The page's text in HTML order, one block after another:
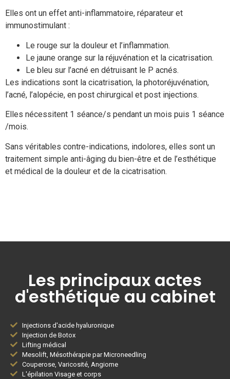
Elles ont un effet anti-inflammatoire, réparateur et
immunostimulant :
Le rouge sur la douleur et l’inflammation.
Le jaune orange sur la réjuvénation et la cicatrisation.
Le bleu sur l’acné en détruisant le P acnés.
Les indications sont la cicatrisation, la photoréjuvénation,
l’acné, l’alopécie, en post chirurgical et post injections.
Elles nécessitent 1 séance/s pendant un mois puis 1 séance
/mois.
Sans véritables contre-indications, indolores, elles sont un
traitement simple anti-âging du bien-être et de l’esthétique
et médical de la douleur et de la cicatrisation.
Les principaux actes
d'esthétique au cabinet
Injections d'acide hyaluronique
Injection de Botox
Lifting médical
Mesolift, Mésothérapie par Microneedling
Couperose, Varicosité, Angiome
L'épilation Visage et corps